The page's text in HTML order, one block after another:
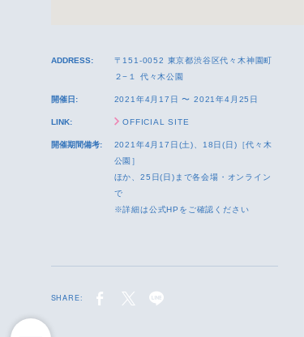
ADDRESS:
〒151-0052 東京都渋谷区代々木神園町
２−１ 代々木公園
開催日: 2021年4月17日 〜 2021年4月25日
LINK: OFFICIAL SITE
開催期間備考:
2021年4月17日(土)、18日(日)［代々木
公園］
ほか、25日(日)まで各会場・オンライン
で
※詳細は公式HPをご確認ください
SHARE: